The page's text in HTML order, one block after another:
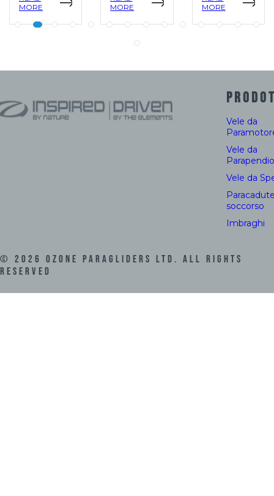
MORE
MORE
MORE
Vele da
Vele da
Parapendio
Vele da
soccorso
Imbraghi
© 2026 Ozone Paragliders LTD. All Rights
Reserved